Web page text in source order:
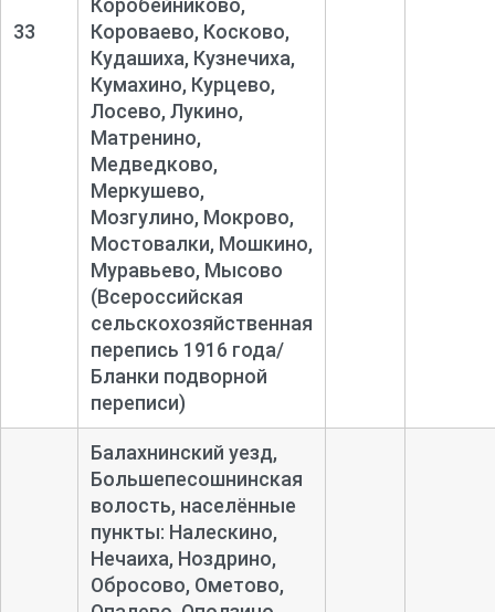
33
Коробейниково,
Короваево, Косково,
Кудашиха, Кузнечиха,
Кумахино, Курцево,
Лосево, Лукино,
Матренино,
Медведково,
Меркушево,
Мозгулино, Мокрово,
Мостовалки, Мошкино,
Муравьево, Мысово
(Всероссийская
сельскохозяйственная
перепись 1916 года/
Бланки подворной
переписи)
Балахнинский уезд,
Большепесошнинская
волость, населённые
пункты: Налескино,
Нечаиха, Ноздрино,
Обросово, Ометово,